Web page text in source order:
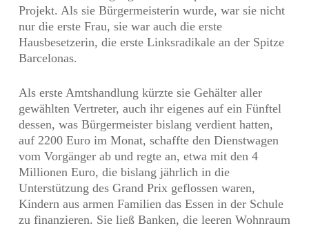
Projekt. Als sie Bürgermeisterin wurde, war sie nicht
nur die erste Frau, sie war auch die erste
Hausbesetzerin, die erste Linksradikale an der Spitze
Barcelonas.
Als erste Amtshandlung kürzte sie Gehälter aller
gewählten Vertreter, auch ihr eigenes auf ein Fünftel
dessen, was Bürgermeister bislang verdient hatten,
auf 2200 Euro im Monat, schaffte den Dienstwagen
vom Vorgänger ab und regte an, etwa mit den 4
Millionen Euro, die bislang jährlich in die
Unterstützung des Grand Prix geflossen waren,
Kindern aus armen Familien das Essen in der Schule
zu finanzieren. Sie ließ Banken, die leeren Wohnraum